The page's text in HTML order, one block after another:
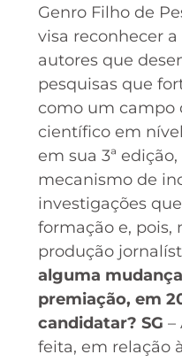
Genro Filho de
visa reconhecer
autores que
pesquisas que
como um campo
científico em
em sua 3ª
mecanismo de
investigações
formação e, pois,
produção
alguma
premiação, em
candidatar? SG –
feita, em relação